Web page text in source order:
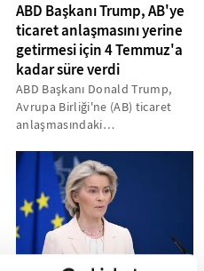
ABD Başkanı Trump, AB'ye
ticaret anlaşmasını yerine
getirmesi için 4 Temmuz'a
kadar süre verdi
ABD Başkanı Donald Trump,
Avrupa Birliği'ne (AB) ticaret
anlaşmasındaki
getirmesi için 4 Temmuz'a...